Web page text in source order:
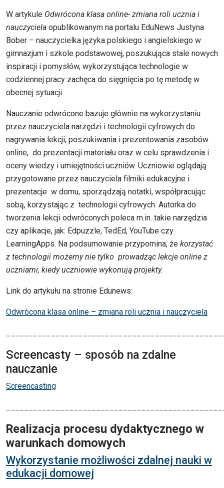
W artykule Odwrócona klasa online- zmiana roli ucznia i
nauczyciela opublikowanym na portalu EduNews Justyna
Bober – nauczycielka języka polskiego i angielskiego w
gimnazjum i szkole podstawowej, poszukująca stale nowych
inspiracji i pomysłów, wykorzystująca technologie w
codziennej pracy zachęca do sięgnięcia po tę metodę w
obecnej sytuacji.
Nauczanie odwrócone bazuje głównie na wykorzystaniu
przez nauczyciela narzędzi i technologii cyfrowych do
nagrywania lekcji, poszukiwania i prezentowania zasobów
online, do prezentacji materiału oraz w celu sprawdzenia i
oceny wiedzy i umiejętności uczniów. Uczniowie oglądają
przygotowane przez nauczyciela filmiki edukacyjne i
prezentacje w domu, sporządzają notatki, współpracując
sobą, korzystając z technologii cyfrowych. Autorka do
tworzenia lekcji odwróconych poleca m.in. takie narzędzia
czy aplikacje, jak: Edpuzzle, TedEd, YouTube czy
LearningApps. Na podsumowanie przypomina, że korzystać
z technologii możemy nie tylko prowadząc lekcje online z
uczniami, kiedy uczniowie wykonują projekty.
Link do artykułu na stronie Edunews:
Odwrócona klasa online – zmiana roli ucznia i nauczyciela
Screencasty – sposób na zdalne
nauczanie
Screencasting
Realizacja procesu dydaktycznego w
warunkach domowych
Wykorzystanie możliwości zdalnej nauki w
edukacji domowej